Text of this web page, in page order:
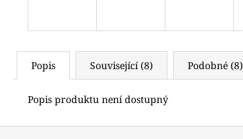
Popis Související (8) Podobné (8)
Popis produktu není dostupný